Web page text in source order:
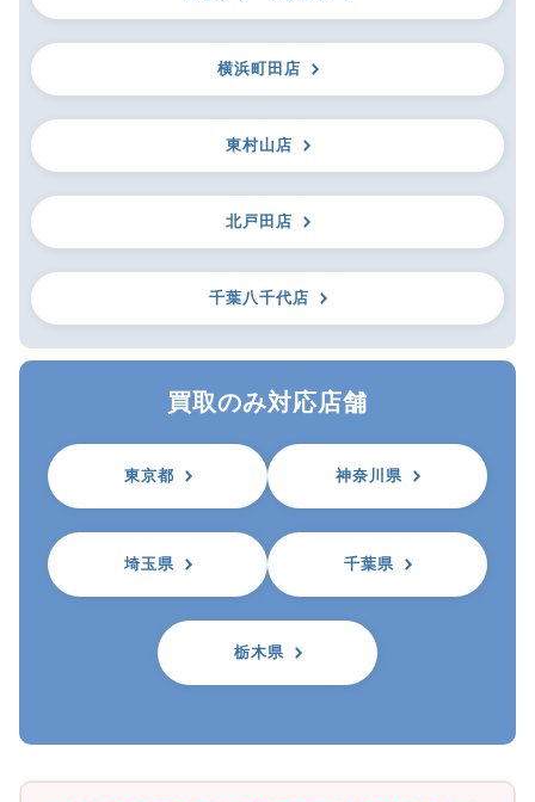
横浜町田店
東村山店
北戸田店
千葉八千代店
買取のみ対応店舗
東京都 神奈川県
埼玉県 千葉県
栃木県